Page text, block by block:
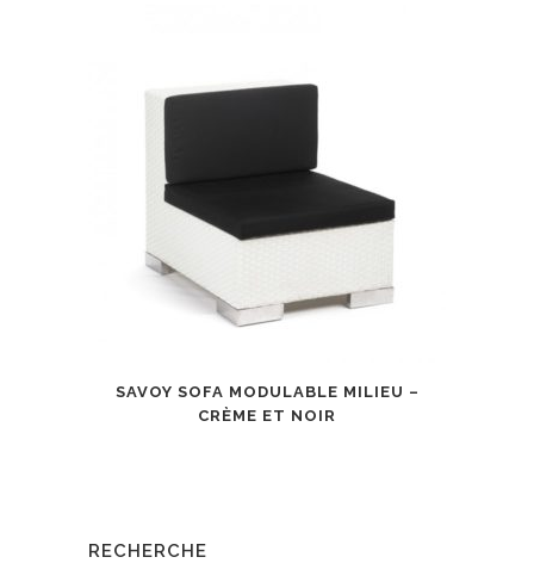
SAVOY SOFA MODULABLE MILIEU –
CRÈME ET NOIR
RECHERCHE